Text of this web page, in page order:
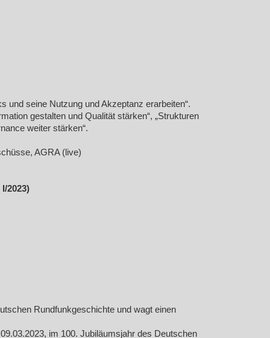
und seine Nutzung und Akzeptanz erarbeiten“.
gestalten und Qualität stärken“, „Strukturen
weiter stärken“.
AGRA (live)
2023)
Rundfunkgeschichte und wagt einen
im 100. Jubiläumsjahr des Deutschen